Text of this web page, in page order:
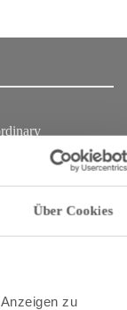
Über Cookies
zu